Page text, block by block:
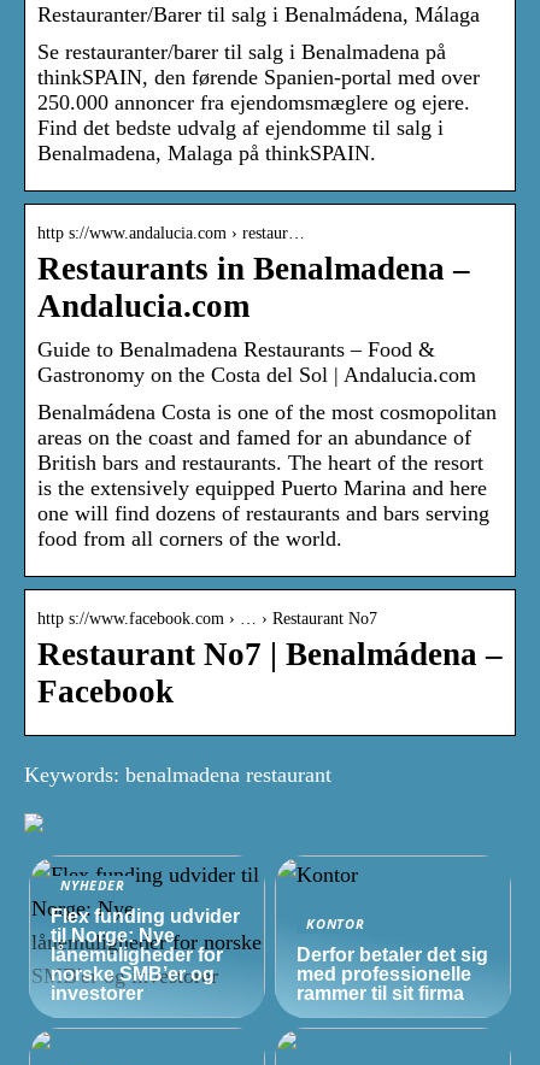
Restauranter/Barer til salg i Benalmádena, Málaga
Se restauranter/barer til salg i Benalmadena på
thinkSPAIN, den førende Spanien-portal med over
250.000 annoncer fra ejendomsmæglere og ejere.
Find det bedste udvalg af ejendomme til salg i
Benalmadena, Malaga på thinkSPAIN.
http s://www.andalucia.com › restaur…
Restaurants in Benalmadena –
Andalucia.com
Guide to Benalmadena Restaurants – Food &
Gastronomy on the Costa del Sol | Andalucia.com
Benalmádena Costa is one of the most cosmopolitan
areas on the coast and famed for an abundance of
British bars and restaurants. The heart of the resort
is the extensively equipped Puerto Marina and here
one will find dozens of restaurants and bars serving
food from all corners of the world.
http s://www.facebook.com › … › Restaurant No7
Restaurant No7 | Benalmádena –
Facebook
Keywords: benalmadena restaurant
NYHEDER
Flex funding udvider
til Norge: Nye
lånemuligheder for
norskeSMB’erog
investorer
KONTOR
Derfor betaler det sig
med professionelle
rammer til sit firma